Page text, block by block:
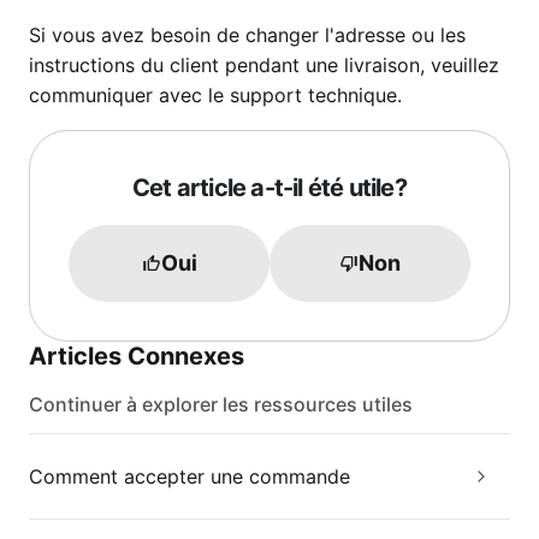
Si vous avez besoin de changer l'adresse ou les
instructions du client pendant une livraison, veuillez
communiquer avec le support technique.
Cet article a-t-il été utile?
Oui Non
Articles Connexes
Continuer à explorer les ressources utiles
Comment accepter une commande